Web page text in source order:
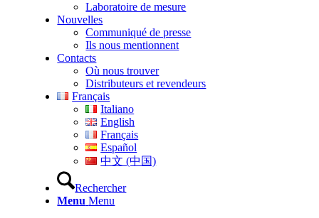
Laboratoire de mesure
Nouvelles
Communiqué de presse
Ils nous mentionnent
Contacts
Où nous trouver
Distributeurs et revendeurs
Français
Italiano
English
Français
Español
中文 (中国)
Rechercher
Menu Menu